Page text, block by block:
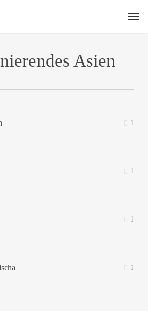
Asien
1
1
1
1